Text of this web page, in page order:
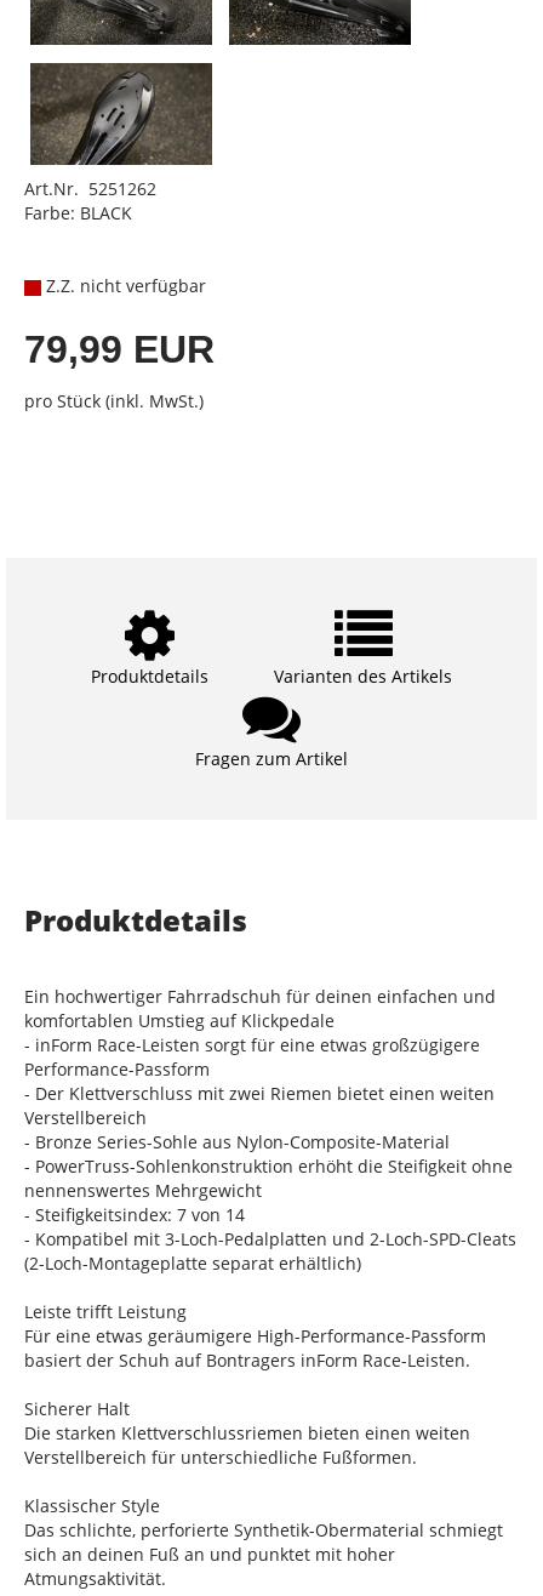
Art.Nr. 5251262
Farbe: BLACK
Z.Z. nicht verfügbar
79,99 EUR
pro Stück (inkl. MwSt.)
Produktdetails Varianten des Artikels
Fragen zum Artikel
Produktdetails
Ein hochwertiger Fahrradschuh für deinen einfachen und
komfortablen Umstieg auf Klickpedale
- inForm Race-Leisten sorgt für eine etwas großzügigere
Performance-Passform
- Der Klettverschluss mit zwei Riemen bietet einen weiten
Verstellbereich
- Bronze Series-Sohle aus Nylon-Composite-Material
- PowerTruss-Sohlenkonstruktion erhöht die Steifigkeit ohne
nennenswertes Mehrgewicht
- Steifigkeitsindex: 7 von 14
- Kompatibel mit 3-Loch-Pedalplatten und 2-Loch-SPD-Cleats
(2-Loch-Montageplatte separat erhältlich)
Leiste trifft Leistung
Für eine etwas geräumigere High-Performance-Passform
basiert der Schuh auf Bontragers inForm Race-Leisten.
Sicherer Halt
Die starken Klettverschlussriemen bieten einen weiten
Verstellbereich für unterschiedliche Fußformen.
Klassischer Style
Das schlichte, perforierte Synthetik-Obermaterial schmiegt
sich an deinen Fuß an und punktet mit hoher
Atmungsaktivität.